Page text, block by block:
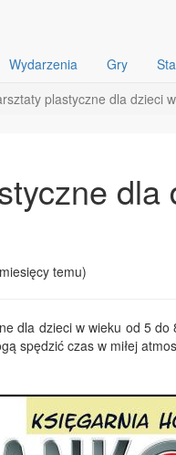
Wydarzenia Gry
plastyczne dla dzieci
temu)
dla dzieci w wieku od 5
spędzić czas w miłej